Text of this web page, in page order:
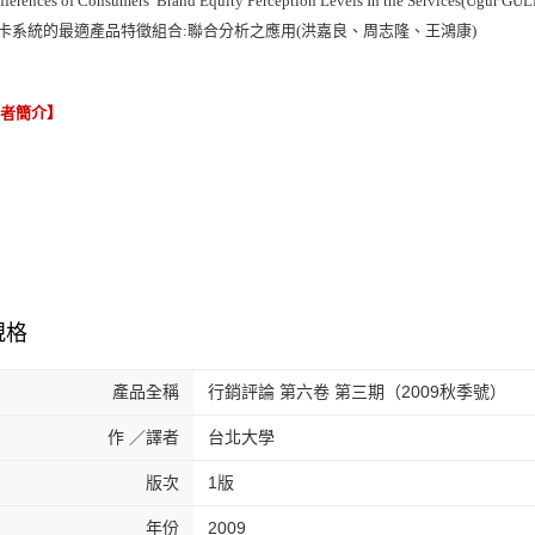
系統的最適產品特徵組合:聯合分析之應用(洪嘉良、周志隆、王鴻康)
簡介】
格
產品全稱 行銷評論 第六卷 第三期（2009秋季號）
作 ／譯者 台北大學
版次 1版
年份 2009